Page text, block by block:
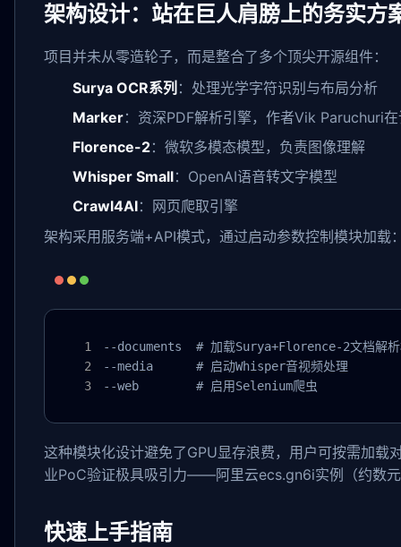
架构设计：站在巨人肩膀上的务实方
项目并未从零造轮子，而是整合了多个顶尖开源组件：
Surya OCR系列 ：处理光学字符识别与布局分析
Marker：资深PDF解析引擎，作者Vik Paruchuri
Florence-2：微软多模态模型，负责图像理解
Whisper Small：OpenAI语音转文字模型
Crawl4AI：网页爬取引擎
架构采用服务端+API模式，通过启动参数控制模块加载
--documents  # 加载Surya+Florence-2文档解析
--media      # 启动Whisper音视频处理
--web        # 启用Selenium爬虫
这种模块化设计避免了GPU显存浪费，用户可按需加载
业PoC验证极具吸引力——阿里云ecs.gn6i实例（约数
快速上手指南